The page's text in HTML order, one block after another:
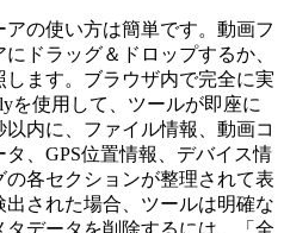
の使い方は簡単です。動画フ
ドラッグ＆ドロップするか、
ます。ブラウザ内で完全に実
を使用して、ツールが即座に
内に、ファイル情報、動画コ
、GPS位置情報、デバイス情
各セクションが整理されて表
された場合、ツールは明確な